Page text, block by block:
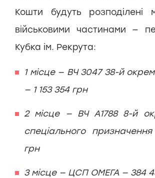
Кошти будуть розподілені
військовими частинами —
Кубка ім. Рекрута:
1 місце — ВЧ 3047 38-й
— 1 153 354 грн
2 місце — ВЧ А1788 8-й
спеціального
грн
3 місце — ЦСП ОМЕГА — 384